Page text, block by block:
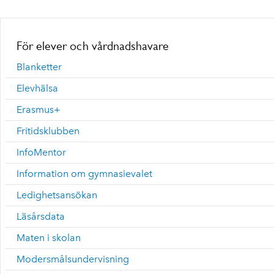
För elever och vårdnadshavare
Blanketter
Elevhälsa
Erasmus+
Fritidsklubben
InfoMentor
Information om gymnasievalet
Ledighetsansökan
Läsårsdata
Maten i skolan
Modersmålsundervisning